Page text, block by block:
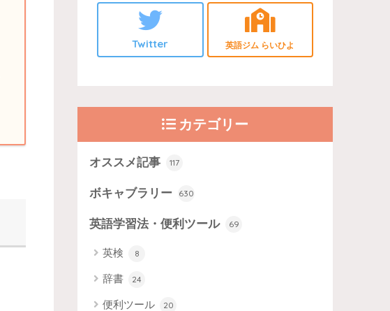
Twitter 英語ジム らいひよ
カテゴリー
オススメ記事 117
ボキャブラリー 630
英語学習法・便利ツール 69
英検 8
辞書 24
便利ツール 20